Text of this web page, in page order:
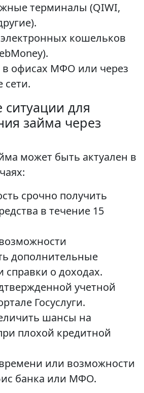
терминалы (QIWI,
кошельков
офисах МФО или через
сети.
для
займа через
может быть актуален в
срочно получить
в течение 15
дополнительные
справки о доходах.
учетной
Госуслуги.
шансы на
плохой кредитной
или возможности
банка или МФО.